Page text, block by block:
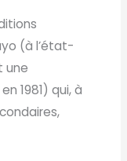
(à l’état-
une
1981) qui, à